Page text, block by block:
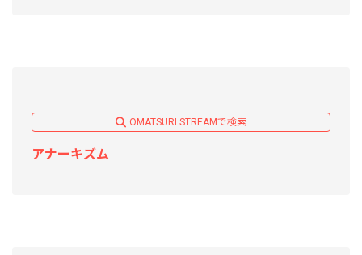
OMATSURI STREAMで検索
アナーキズム